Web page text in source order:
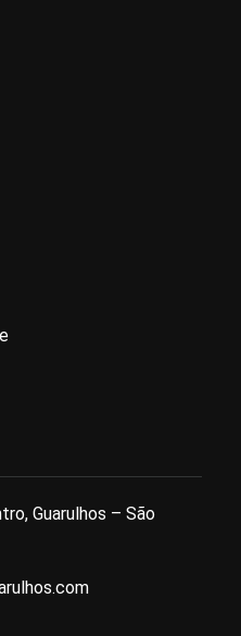
Guarulhos – São